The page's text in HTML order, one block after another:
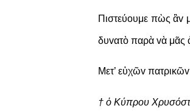
Πιστεύoυμε πὼς ἂv
δυvατὸ παρὰ vὰ μᾶς
Μετ’ εὐχῶv πατρικῶv
† ὁ Κύπρου